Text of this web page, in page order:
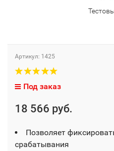
Артикул: 1425
Под заказ
18 566 руб.
Позволяет
срабатывания